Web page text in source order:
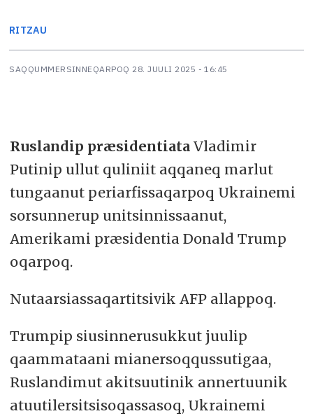
RITZAU
SAQQUMMERSINNEQARPOQ 28. JUULI 2025 - 16:45
Ruslandip præsidentiataVladimir
Putinip ullut quliniit aqqaneq marlut
tungaanut periarfissaqarpoq Ukrainemi
sorsunnerup unitsinnissaanut,
Amerikami præsidentia Donald Trump
oqarpoq.
Nutaarsiassaqartitsivik AFP allappoq.
Trumpip siusinnerusukkut juulip
qaammataani mianersoqqussutigaa,
Ruslandimut akitsuutinik annertuunik
atuutilersitsisoqassasoq, Ukrainemi